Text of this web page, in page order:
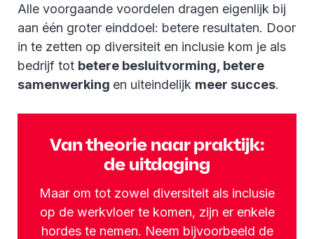
Alle voorgaande voordelen dragen eigenlijk bij
aan één groter einddoel: betere resultaten. Door
in te zetten op diversiteit en inclusie kom je als
bedrijf tot betere besluitvorming, betere
samenwerking en uiteindelijk meer succes.
Van theorie naar praktijk:
de uitdaging
Maar om tot zowel diversiteit als inclusie
op de werkvloer te komen, zijn er enkele
hordes te nemen. Neem bijvoorbeeld de